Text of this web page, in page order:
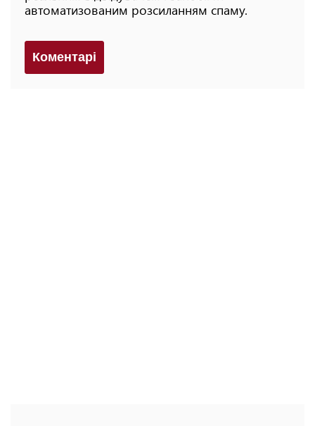
автоматизованим розсиланням спаму.
Коментарi